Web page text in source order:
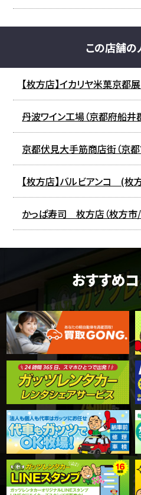
この店舗
【枚方店】イカリヤ米菓京都
丹波ワイン工場（京都府船井
京都伏見大手筋商店街（京都
【枚方店】バルビアンコ (枚方
かっぱ寿司 枚方店（枚方市/
おすすめ